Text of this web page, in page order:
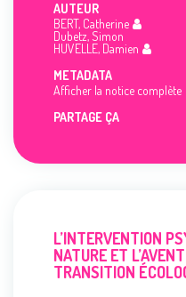
AUTEUR
BERT, Catherine
Dubetz, Simon
HUVELLE, Damien
METADATA
Afficher la notice complète
PARTAGE ÇA
L’INTERVENTION
NATURE ET
TRANSITION